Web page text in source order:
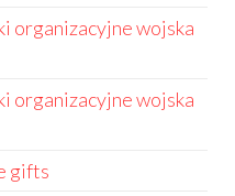
organizacyjne wojska
organizacyjne wojska
gifts